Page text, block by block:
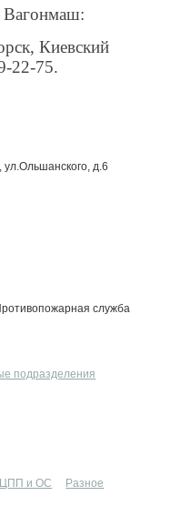
Вагонмаш:
Киевский
22-75.
ул.Ольшанского, д.6
служба
подразделения
ЦПП и ОС Разное